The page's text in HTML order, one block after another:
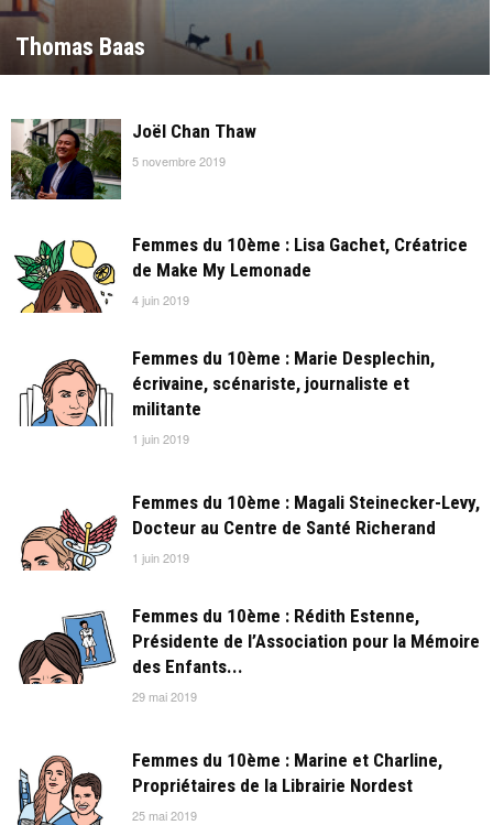
Thomas Baas
Joël Chan Thaw
5 novembre 2019
Femmes du 10ème : Lisa Gachet, Créatrice
de Make My Lemonade
4 juin 2019
Femmes du 10ème : Marie Desplechin,
écrivaine, scénariste, journaliste et
militante
1 juin 2019
Femmes du 10ème : Magali Steinecker-Levy,
Docteur au Centre de Santé Richerand
1 juin 2019
Femmes du 10ème : Rédith Estenne,
Présidente de l’Association pour la Mémoire
des Enfants...
29 mai 2019
Femmes du 10ème : Marine et Charline,
Propriétaires de la Librairie Nordest
25 mai 2019